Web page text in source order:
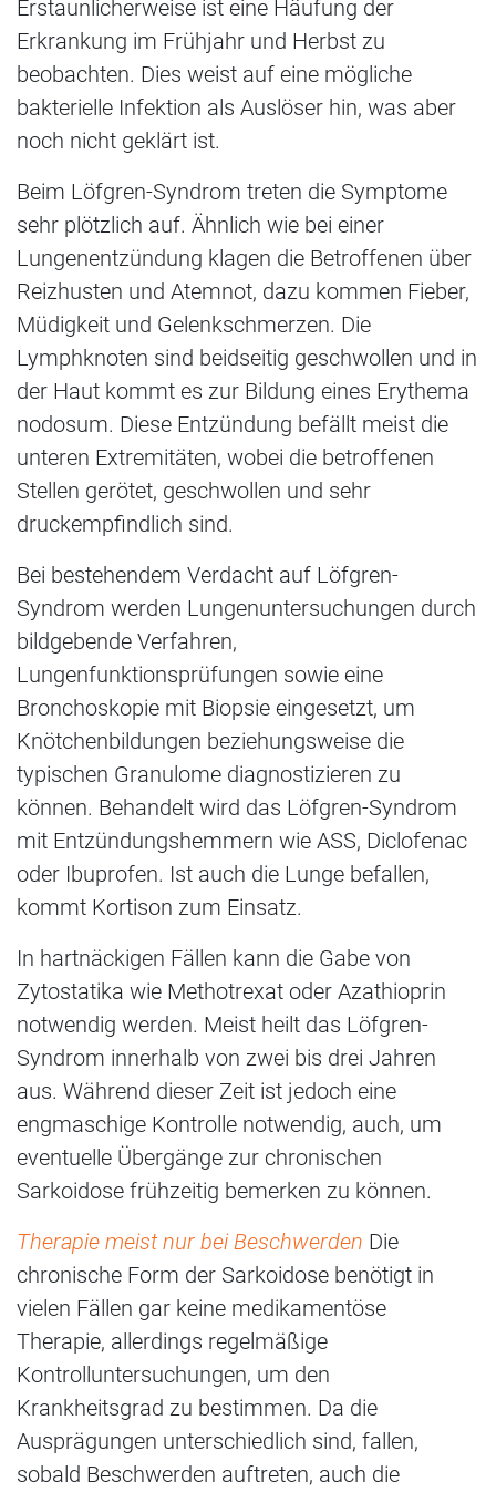
Erstaunlicherweise ist eine Häufung der
Erkrankung im Frühjahr und Herbst zu
beobachten. Dies weist auf eine mögliche
bakterielle Infektion als Auslöser hin, was aber
noch nicht geklärt ist.
Beim Löfgren-Syndrom treten die Symptome
sehr plötzlich auf. Ähnlich wie bei einer
Lungenentzündung klagen die Betroffenen über
Reizhusten und Atemnot, dazu kommen Fieber,
Müdigkeit und Gelenkschmerzen. Die
Lymphknoten sind beidseitig geschwollen und in
der Haut kommt es zur Bildung eines Erythema
nodosum. Diese Entzündung befällt meist die
unteren Extremitäten, wobei die betroffenen
Stellen gerötet, geschwollen und sehr
druckempfindlich sind.
Bei bestehendem Verdacht auf Löfgren-
Syndrom werden Lungenuntersuchungen durch
bildgebende Verfahren,
Lungenfunktionsprüfungen sowie eine
Bronchoskopie mit Biopsie eingesetzt, um
Knötchenbildungen beziehungsweise die
typischen Granulome diagnostizieren zu
können. Behandelt wird das Löfgren-Syndrom
mit Entzündungshemmern wie ASS, Diclofenac
oder Ibuprofen. Ist auch die Lunge befallen,
kommt Kortison zum Einsatz.
In hartnäckigen Fällen kann die Gabe von
Zytostatika wie Methotrexat oder Azathioprin
notwendig werden. Meist heilt das Löfgren-
Syndrom innerhalb von zwei bis drei Jahren
aus. Während dieser Zeit ist jedoch eine
engmaschige Kontrolle notwendig, auch, um
eventuelle Übergänge zur chronischen
Sarkoidose frühzeitig bemerken zu können.
Therapie meist nur bei Beschwerden Die
chronische Form der Sarkoidose benötigt in
vielen Fällen gar keine medikamentöse
Therapie, allerdings regelmäßige
Kontrolluntersuchungen, um den
Krankheitsgrad zu bestimmen. Da die
Ausprägungen unterschiedlich sind, fallen,
sobald Beschwerden auftreten, auch die